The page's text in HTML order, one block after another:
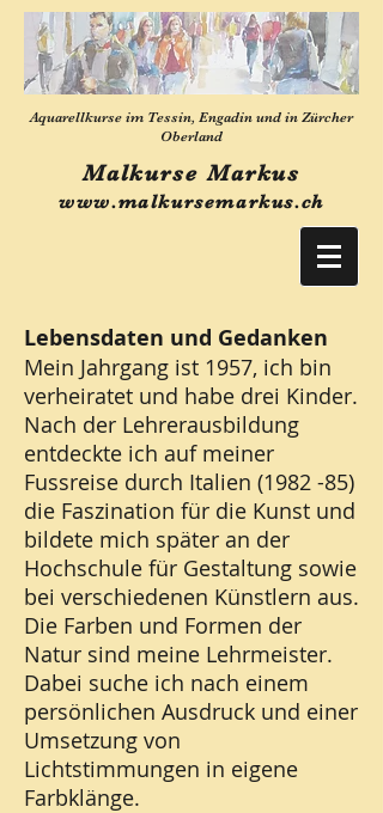
Aquarellkurse im Tessin, Engadin und in Zürcher
Oberland
Malkurse Markus
www.malkursemarkus.ch
Lebensdaten und Gedanken
Mein Jahrgang ist 1957, ich bin
verheiratet und habe drei Kinder.
Nach der Lehrerausbildung
entdeckte ich auf meiner
Fussreise durch Italien (1982 -85)
die Faszination für die Kunst und
bildete mich später an der
Hochschule für Gestaltung sowie
bei verschiedenen Künstlern aus.
Die Farben und Formen der
Natur sind meine Lehrmeister.
Dabei suche ich nach einem
persönlichen Ausdruck und einer
Umsetzung von
Lichtstimmungen in eigene
Farbklänge.